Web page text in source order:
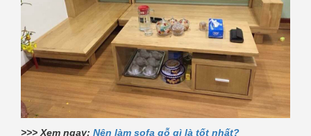
>>> Xem ngay: Nên làm sofa gỗ gì là tốt nhất?